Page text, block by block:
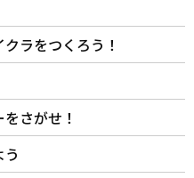
ラをつくろう！
さがせ！